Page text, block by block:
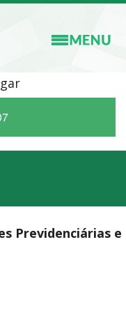
Previdenciárias e